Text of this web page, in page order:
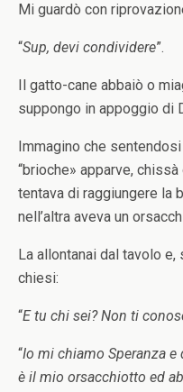
Mi guardò con
“Sup, devi condividere”.
Il gatto-cane abbaiò o
suppongo in appoggio di
Immagino che
“brioche» apparve,
tentava di raggiungere la
nell’altra aveva un
La allontanai dal tavolo
chiesi:
“E tu chi sei? Non ti
“Io mi chiamo Speranza e
è il mio orsacchiotto ed